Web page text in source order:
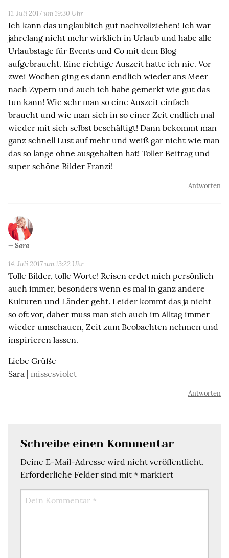
11. Juli 2017 um 19:30 Uhr
Ich kann das unglaublich gut nachvollziehen! Ich war
jahrelang nicht mehr wirklich in Urlaub und habe alle
Urlaubstage für Events und Co mit dem Blog
aufgebraucht. Eine richtige Auszeit hatte ich nie. Vor
zwei Wochen ging es dann endlich wieder ans Meer
nach Zypern und auch ich habe gemerkt wie gut das
tun kann! Wie sehr man so eine Auszeit einfach
braucht und wie man sich in so einer Zeit endlich mal
wieder mit sich selbst beschäftigt! Dann bekommt man
ganz schnell Lust auf mehr und weiß gar nicht wie man
das so lange ohne ausgehalten hat! Toller Beitrag und
super schöne Bilder Franzi!
Antworten
Sara
14. Juli 2017 um 13:22 Uhr
Tolle Bilder, tolle Worte! Reisen erdet mich persönlich
auch immer, besonders wenn es mal in ganz andere
Kulturen und Länder geht. Leider kommt das ja nicht
so oft vor, daher muss man sich auch im Alltag immer
wieder umschauen, Zeit zum Beobachten nehmen und
inspirieren lassen.
Liebe Grüße
Sara | missesviolet
Antworten
Schreibe einen Kommentar
Deine E-Mail-Adresse wird nicht veröffentlicht.
Erforderliche Felder sind mit * markiert